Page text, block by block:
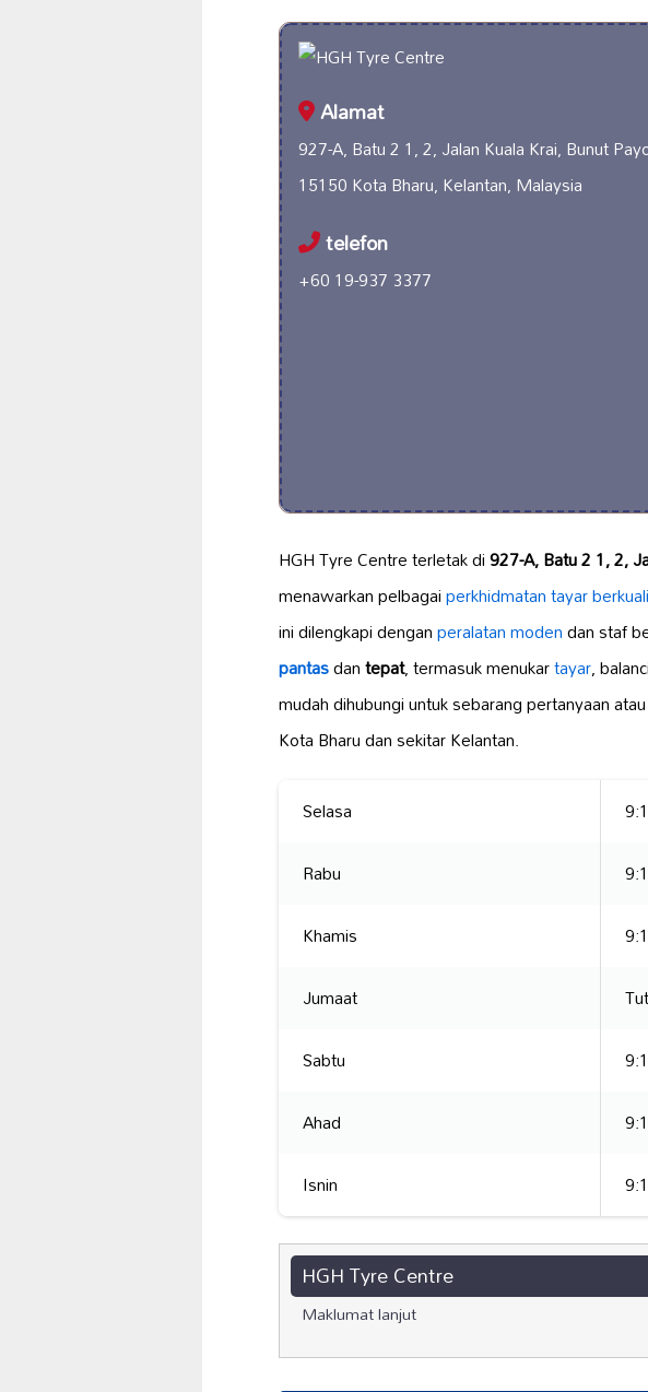
Alamat
927-A, Batu 2 1, 2, Jalan Kuala Krai, Bunut
15150 Kota Bharu, Kelantan, Malaysia
telefon
+60 19-937 3377
HGH Tyre Centre terletak di927-A, Batu 2 1, 2,
menawarkan pelbagaiperkhidmatan tayar
ini dilengkapi denganperalatan modendan staf
pantasdantepat, termasuk menukartayar,
mudah dihubungi untuk sebarang pertanyaan
Kota Bharu dan sekitar Kelantan.
Selasa
Rabu
Khamis
Jumaat
Sabtu
Ahad
Isnin
HGH Tyre Centre
Maklumat lanjut